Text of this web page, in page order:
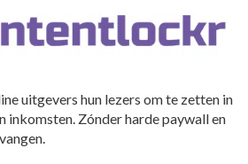
uitgevers hun lezers om te zetten in
inkomsten. Zónder harde paywall en